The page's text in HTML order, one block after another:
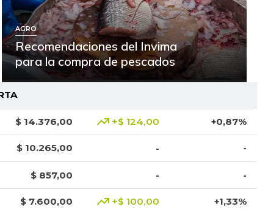
AGRO
Recomendaciones del Invima
para la compra de pescados
$ 14.376,00 +$ 124,00 +0,87%
$ 10.265,00 - -
$ 857,00 - -
$ 7.600,00 +$ 100,00 +1,33%